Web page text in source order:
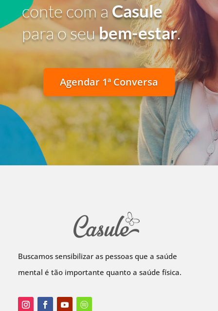
conte com a Casule
para o seubem-estar.
Agendar 1ª Conversa
Buscamos sensibilizar as pessoas que a saúde
mental é tão importante quanto a saúde física.